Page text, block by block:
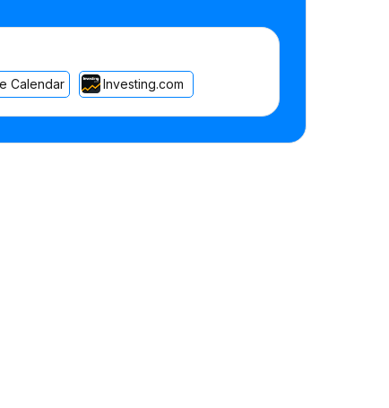
Investing.com
Calendar